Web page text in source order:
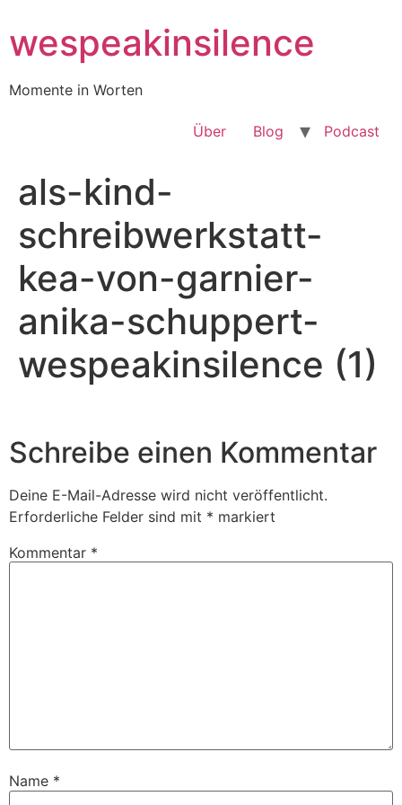
Inhalt
wechseln
wespeakinsilence
Momente in Worten
Über Blog Podcast
als-kind-
schreibwerkstatt-
kea-von-garnier-
anika-schuppert-
wespeakinsilence (1)
Schreibe einen Kommentar
Deine E-Mail-Adresse wird nicht veröffentlicht.
Erforderliche Felder sind mit * markiert
Kommentar *
Name *